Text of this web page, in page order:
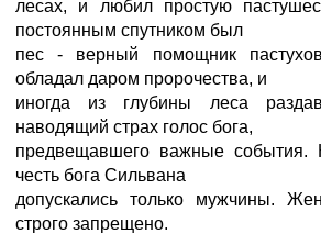
лесах, и любил простую
постоянным спутником был
пес - верный помощник
обладал даром пророчества, и
иногда из глубины леса
наводящий страх голос бога,
предвещавшего важные события.
честь бога Сильвана
допускались только мужчины.
строго запрещено.